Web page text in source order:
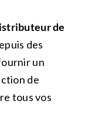
de
des
un
de
tous vos